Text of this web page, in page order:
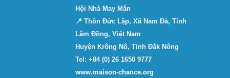
Hội Nhà May Mắn
📍 Thôn Đức Lập, Xã Nam Đà, Tỉnh
Lâm Đồng, Việt Nam
Huyện Krông Nô, Tỉnh Đắk Nông
Tel: +84 (0) 26 1650 9777
www.maison-chance.org